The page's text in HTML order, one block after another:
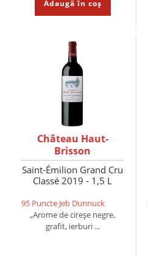
Adaugă în coș
Château Haut-
Brisson
Saint-Émilion Grand Cru
Classé 2019 - 1,5 L
95 Puncte Jeb Dunnuck
„Arome de cireșe negre,
grafit, ierburi ...